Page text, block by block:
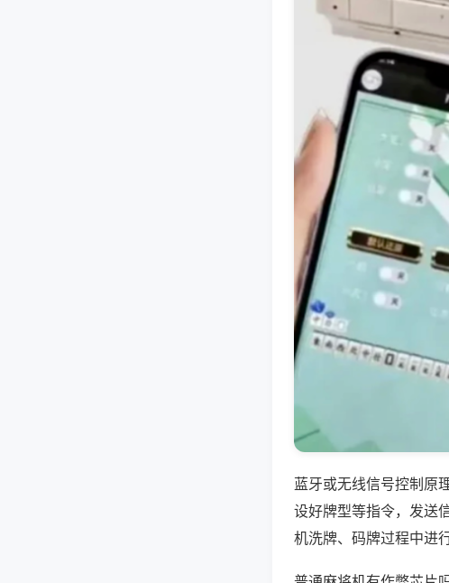
蓝牙或无线信号控制原
设好牌型等指令，发送
机洗牌、码牌过程中进